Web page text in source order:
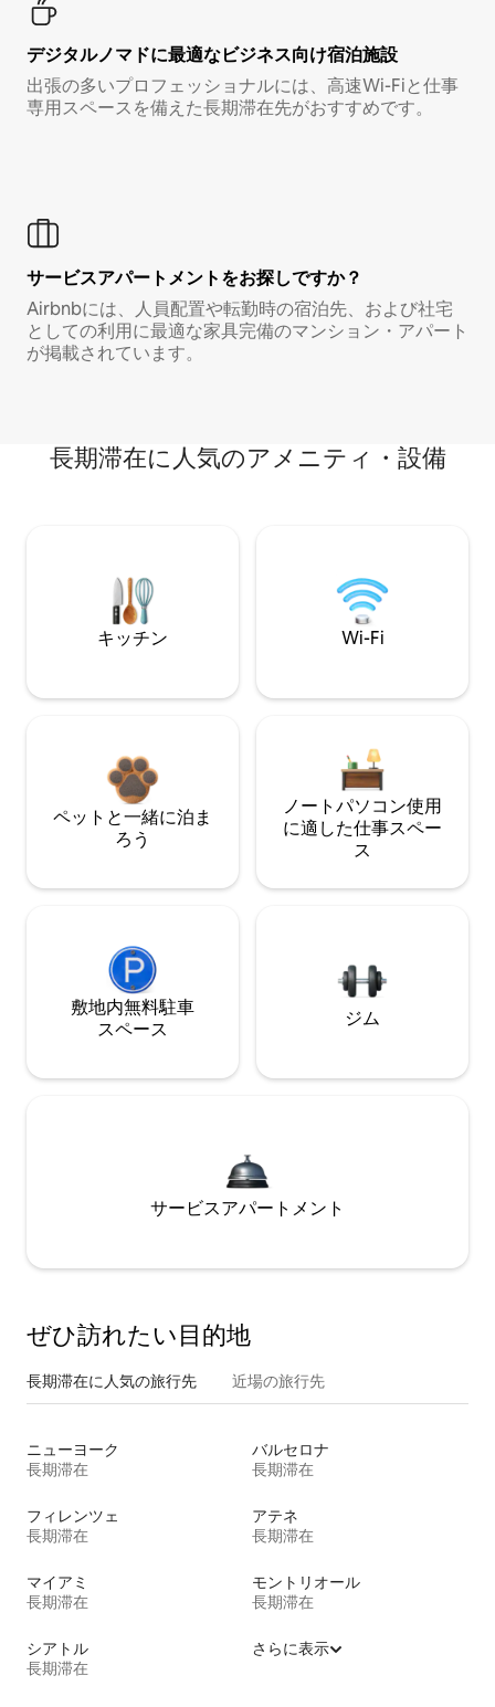
デジタルノマド⁠に最⁠適⁠なビ⁠ジ⁠ネ⁠ス⁠向⁠け宿⁠泊⁠施⁠設
出張の多いプロフェッショナルには、高速Wi-Fiと仕事
専用スペースを備えた長期滞在先がおすすめです。
サービスアパートメントをお探しですか？
Airbnbには、人員配置や転勤時の宿泊先、および社宅
としての利用に最適な家具完備のマンション・アパート
が掲載されています。
長期滞在に人気のアメニティ・設備
キッチン Wi-Fi
ペットと一緒に泊ま
ろう
ノートパソコン使用
に適した仕事スペー
ス
敷地内無料駐⁠車
ス⁠ペ⁠ー⁠ス
ジム
サービスアパートメント
ぜひ訪⁠れ⁠た⁠い目⁠的⁠地
長期滞在に人気の旅行先 近場の旅行先
ニューヨーク
長期滞在
バルセロナ
長期滞在
フィレンツェ
長期滞在
アテネ
長期滞在
マイアミ
長期滞在
モントリオール
長期滞在
シアトル
長期滞在
さらに表示